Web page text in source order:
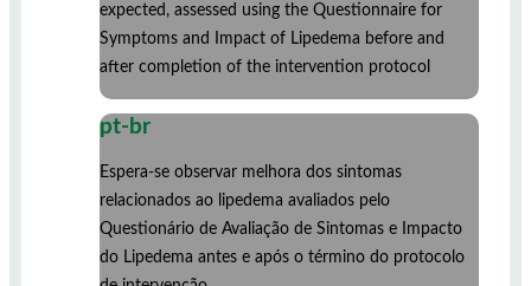
expected, assessed using the Questionnaire for
Symptoms and Impact of Lipedema before and
after completion of the intervention protocol
pt-br
Espera-se observar melhora dos sintomas
relacionados ao lipedema avaliados pelo
Questionário de Avaliação de Sintomas e Impacto
do Lipedema antes e após o término do protocolo